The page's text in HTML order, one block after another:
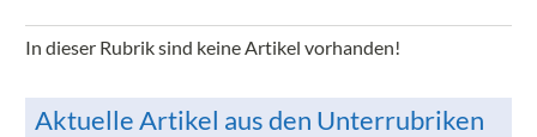
In dieser Rubrik sind keine Artikel vorhanden!
Aktuelle Artikel aus den Unterrubriken